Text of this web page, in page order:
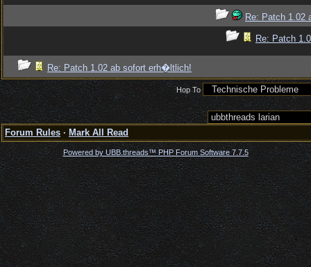
Re: Patch
Re: Patch
Re: Patch 1.02 ab sofort erh�ltlich!
Hop To
Forum Rules · Mark All Read
Powered by UBB.threads™ PHP Forum Software 7.7.5